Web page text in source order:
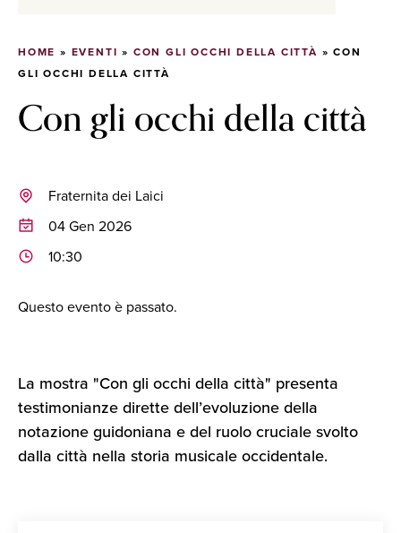
HOME » EVENTI » CON GLI OCCHI DELLA CITTÀ »CON
GLI OCCHI DELLA CITTÀ
Con gli occhi della città
Fraternita dei Laici
04 Gen 2026
10:30
Questo evento è passato.
La mostra "Con gli occhi della città" presenta
testimonianze dirette dell’evoluzione della
notazione guidoniana e del ruolo cruciale svolto
dalla città nella storia musicale occidentale.